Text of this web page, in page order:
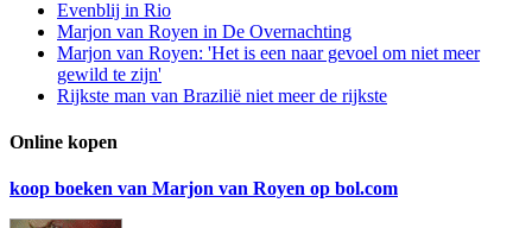
Evenblij in Rio
Marjon van Royen in De Overnachting
Marjon van Royen: 'Het is een naar gevoel om niet meer
gewild te zijn'
Rijkste man van Brazilië niet meer de rijkste
Online kopen
koop boeken van Marjon van Royen op bol.com